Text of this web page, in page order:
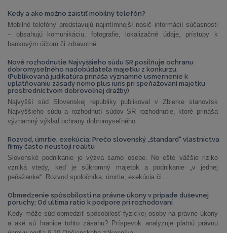
Kedy a ako možno zaistiť mobilný telefón?
Mobilné telefóny predstavujú najintímnejší nosič informácií súčasnosti
– obsahujú komunikáciu, fotografie, lokalizačné údaje, prístupy k
bankovým účtom či zdravotné...
Nové rozhodnutie Najvyššieho súdu SR posilňuje ochranu
dobromyseľného nadobúdateľa majetku z konkurzu.
(Publikovaná judikatúra prináša významné usmernenie k
uplatňovaniu zásady nemo plus iuris pri speňažovaní majetku
prostredníctvom dobrovoľnej dražby)
Najvyšší súd Slovenskej republiky publikoval v Zbierke stanovísk
Najvyššieho súdu a rozhodnutí súdov SR rozhodnutie, ktoré prináša
významný výklad ochrany dobromyseľného...
Rozvod, úmrtie, exekúcia: Prečo slovenský „štandard“ vlastníctva
firmy často neustojí realitu
Slovenské podnikanie je výzva samo osebe. No ešte väčšie riziko
vzniká vtedy, keď je súkromný majetok a podnikanie „v jednej
peňaženke“. Rozvod spoločníka, úmrtie, exekúcia či...
Obmedzenie spôsobilosti na právne úkony v prípade duševnej
poruchy: Od ultima ratio k podpore pri rozhodovaní
Kedy môže súd obmedziť spôsobilosť fyzickej osoby na právne úkony
a aké sú hranice tohto zásahu? Príspevok analyzuje platnú právnu